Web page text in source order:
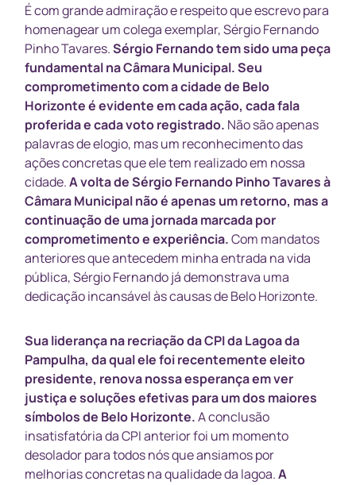
É com grande admiração e respeito que escrevo para
homenagear um colega exemplar, Sérgio Fernando
Pinho Tavares.Sérgio Fernando tem sido uma peça
fundamental na Câmara Municipal.Seu
comprometimento com a cidade de Belo
Horizonte é evidente em cada ação, cada fala
proferida e cada voto registrado. Não são apenas
palavras de elogio, mas um reconhecimento das
ações concretas que ele tem realizado em nossa
cidade.A volta de Sérgio Fernando Pinho Tavares à
Câmara Municipal não é apenas um retorno, mas a
continuação de uma jornada marcada por
comprometimento e experiência.Com mandatos
anteriores que antecedem minha entrada na vida
pública, Sérgio Fernando já demonstrava uma
dedicação incansável às causas de Belo Horizonte.
Sua liderança na recriação da CPI da Lagoa da
Pampulha, da qual ele foi recentemente eleito
presidente, renova nossa esperança em ver
justiça e soluções efetivas para um dos maiores
símbolos de Belo Horizonte.A conclusão
insatisfatória da CPI anterior foi um momento
desolador para todos nós que ansiamos por
melhorias concretas na qualidade da lagoa.A